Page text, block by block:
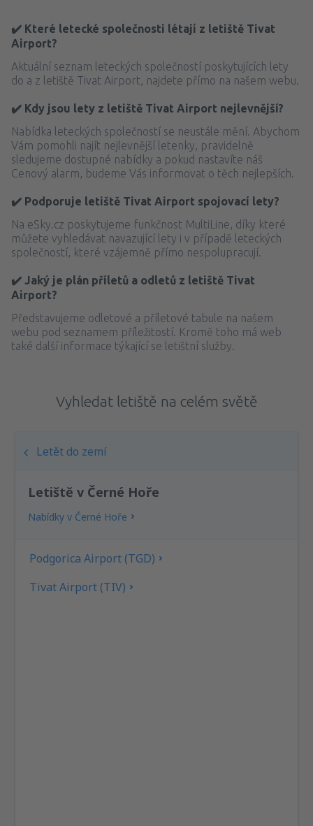
✔️ Které letecké společnosti létají z letiště Tivat
Airport?
Aktuální seznam leteckých společností poskytujících lety
do a z letiště Tivat Airport, najdete přímo na našem webu.
✔️ Kdy jsou lety z letiště Tivat Airport nejlevnější?
Nabídka leteckých společností se neustále mění. Abychom
Vám pomohli najít nejlevnější letenky, pravidelně
sledujeme dostupné nabídky a pokud nastavíte náš
Cenový alarm, budeme Vás informovat o těch nejlepších.
✔️ Podporuje letiště Tivat Airport spojovací lety?
Na eSky.cz poskytujeme funkčnost MultiLine, díky které
můžete vyhledávat navazující lety i v případě leteckých
společností, které vzájemně přímo nespolupracují.
✔️ Jaký je plán příletů a odletů z letiště Tivat
Airport?
Představujeme odletové a příletové tabule na našem
webu pod seznamem příležitostí. Kromě toho má web
také další informace týkající se letištní služby.
Vyhledat letiště na celém světě
Letět do zemí
Letiště v Černé Hoře
Nabídky v Černé Hoře
Podgorica Airport (TGD)
Tivat Airport (TIV)